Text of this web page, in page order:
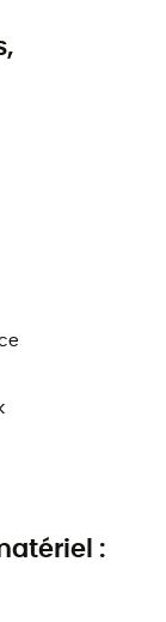
: